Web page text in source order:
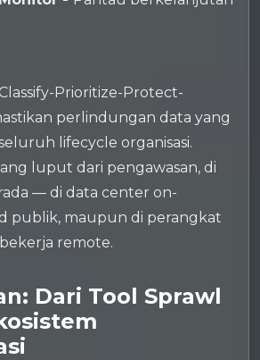
Prioritize-Protect-
perlindungan data yang
lifecycle organisasi.
luput dari pengawasan, di
— di data center on-
publik, maupun di perangkat
remote.
Dari Tool Sprawl